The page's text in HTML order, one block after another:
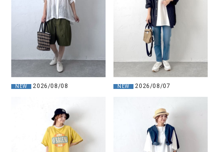
NEW 2026/08/08 NEW 2026/08/07